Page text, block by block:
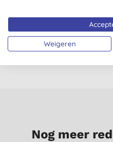
Regular
€ 3,85 KOPEN
Nog meer
Weigeren